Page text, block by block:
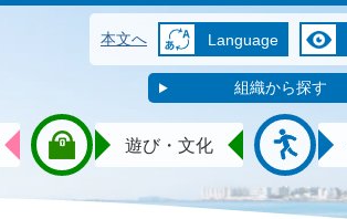
本文へ Language
組織から探す
遊び・文化